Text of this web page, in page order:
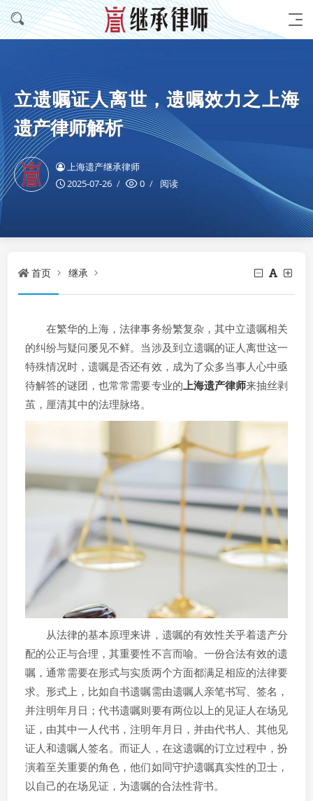
立遗嘱证人离世，遗嘱效力之上海
遗产律师解析
上海遗产继承律师
2025-07-26
0 阅读
首页 继承
在繁华的上海，法律事务纷繁复杂，其中立遗嘱相关
的纠纷与疑问屡见不鲜。当涉及到立遗嘱的证人离世这一
特殊情况时，遗嘱是否还有效，成为了众多当事人心中亟
待解答的谜团，也常常需要专业的上海遗产律师来抽丝剥
茧，厘清其中的法理脉络。
从法律的基本原理来讲，遗嘱的有效性关乎着遗产分
配的公正与合理，其重要性不言而喻。一份合法有效的遗
嘱，通常需要在形式与实质两个方面都满足相应的法律要
求。形式上，比如自书遗嘱需由遗嘱人亲笔书写、签名，
并注明年月日；代书遗嘱则要有两位以上的见证人在场见
证，由其中一人代书，注明年月日，并由代书人、其他见
证人和遗嘱人签名。而证人，在这遗嘱的订立过程中，扮
演着至关重要的角色，他们如同守护遗嘱真实性的卫士，
以自己的在场见证，为遗嘱的合法性背书。